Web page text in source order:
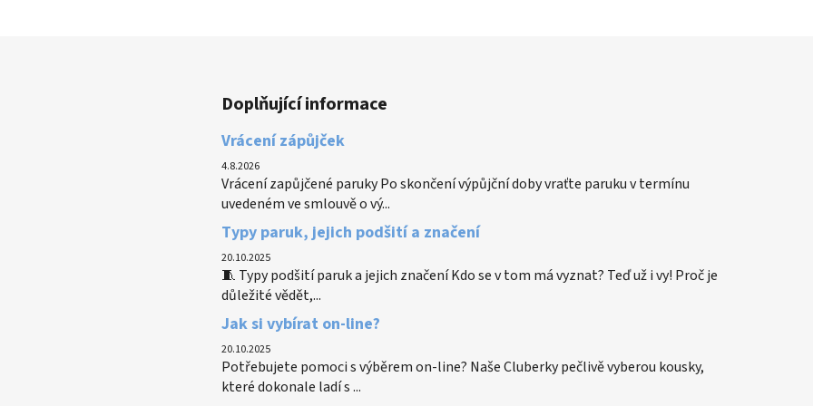
Doplňující informace
Vrácení zápůjček
4.8.2026
Vrácení zapůjčené paruky Po skončení výpůjční doby vraťte paruku v termínu
uvedeném ve smlouvě o vý...
Typy paruk, jejich podšití a značení
20.10.2025
🧵 Typy podšití paruk a jejich značení Kdo se v tom má vyznat? Teď už i vy! Proč je
důležité vědět,...
Jak si vybírat on-line?
20.10.2025
Potřebujete pomoci s výběrem on-line? Naše Cluberky pečlivě vyberou kousky,
které dokonale ladí s ...